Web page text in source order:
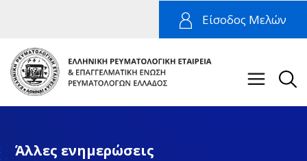
Είσοδος Μελών
Άλλες ενημερώσεις